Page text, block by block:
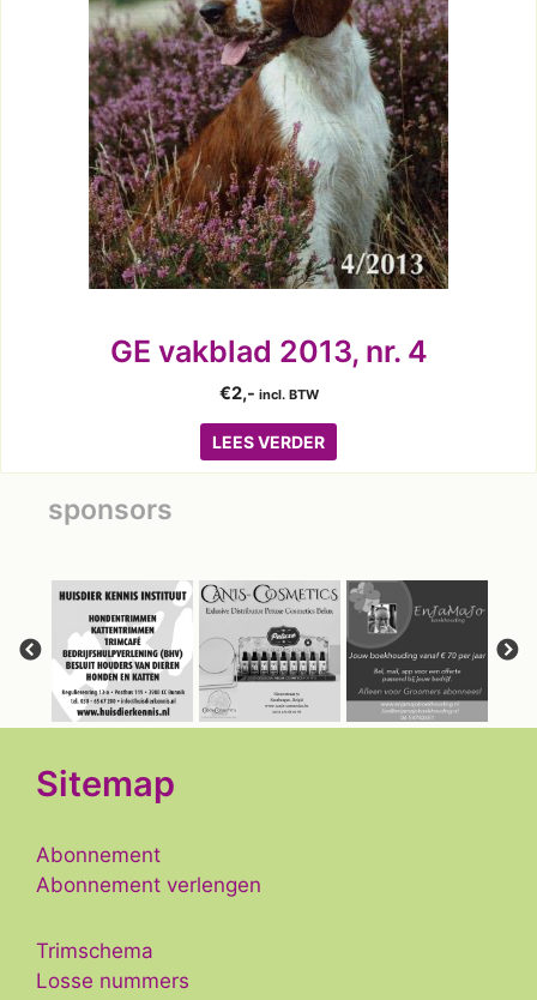
GE vakblad 2013, nr. 4
€2,- incl. BTW
LEES VERDER
sponsors
Sitemap
Abonnement
Abonnement verlengen
Trimschema
Losse nummers